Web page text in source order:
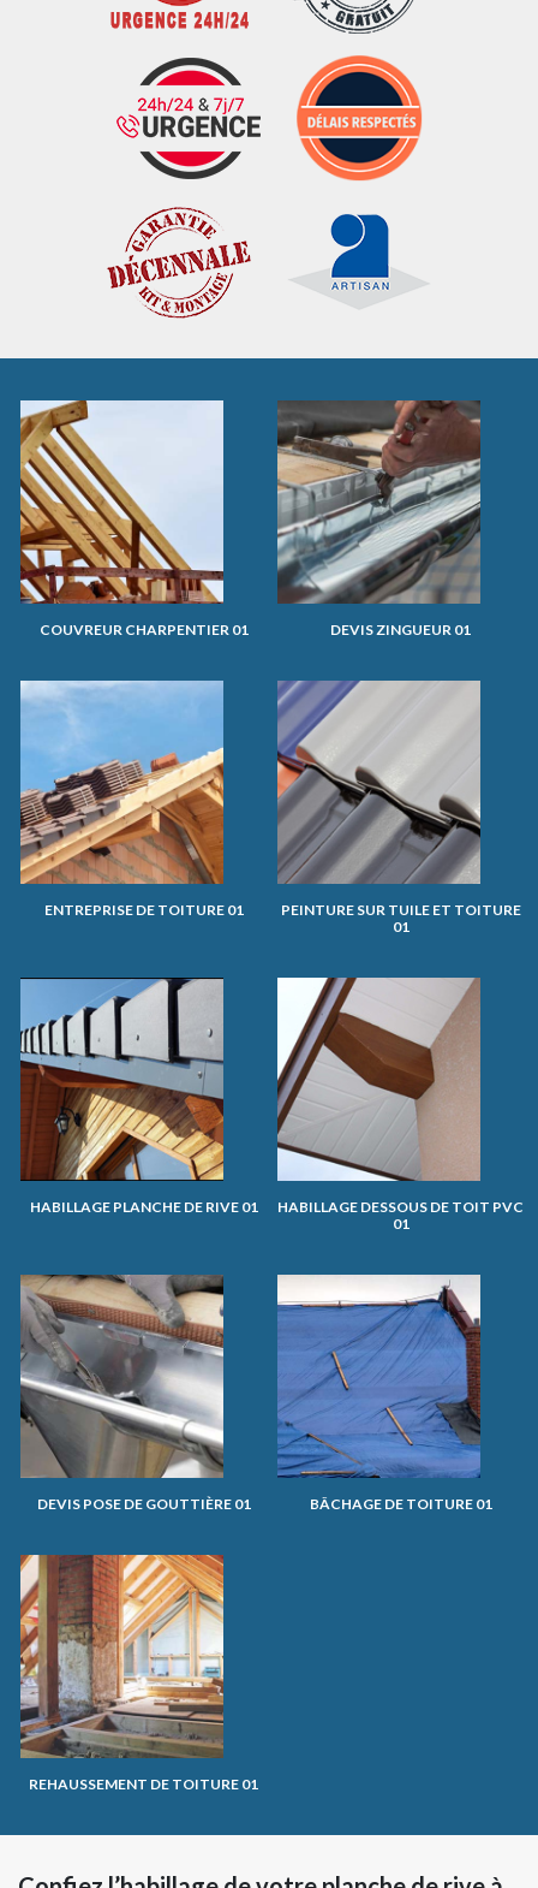
COUVREUR CHARPENTIER 01 DEVIS ZINGUEUR 01
ENTREPRISE DE TOITURE 01
PEINTURE SUR TUILE ET TOITURE
01
HABILLAGE PLANCHE DE RIVE 01
HABILLAGE DESSOUS DE TOIT PVC
01
DEVIS POSE DE GOUTTIÈRE 01 BÂCHAGE DE TOITURE 01
REHAUSSEMENT DE TOITURE 01